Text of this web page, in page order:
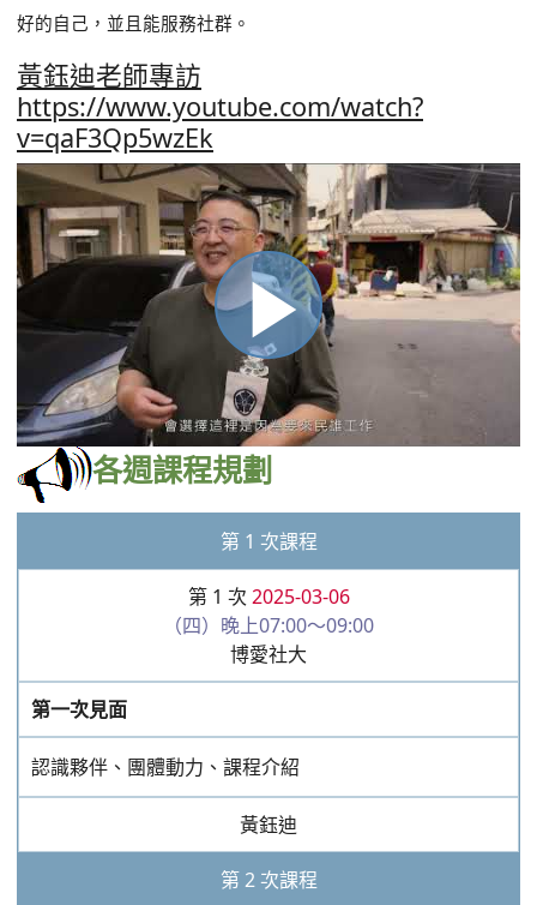
影
片
第 1 次2025-03-06
（四）晚上07:00～09:00
博愛社大
第一次見面
認識夥伴、團體動力、課程介紹
黃鈺迪
第 2 次課程
第 2 次2025-03-13
（四）晚上07:00～09:00
流動塑像：情感動起來，表達情緒的方式
黃鈺迪
第 3 次課程
第 3 次
2025-03-20
（四）晚上07:00～09:00
博愛社大